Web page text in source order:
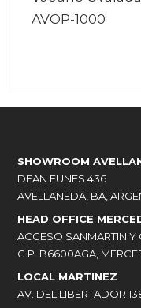
AVOP-1000
SHOWROOM
DEAN FUNES 436
AVELLANEDA, BA,
HEAD OFFICE
ACCESO SANMARTIN Y
C.P. B6600AGA,
LOCAL MARTINEZ
AV. DEL LIBERTADOR